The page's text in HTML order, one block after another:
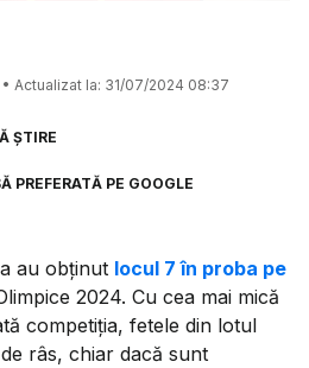
• Actualizat la: 31/07/2024 08:37
ȘTIRE
PREFERATĂ PE GOOGLE
au obținut locul 7 în proba pe
2024. Cu cea mai mică
competiția, fetele din lotul
râs, chiar dacă sunt